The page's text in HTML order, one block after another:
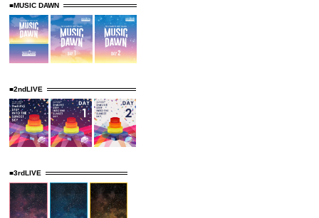
■MUSIC DAWN
■2ndLIVE
■3rdLIVE